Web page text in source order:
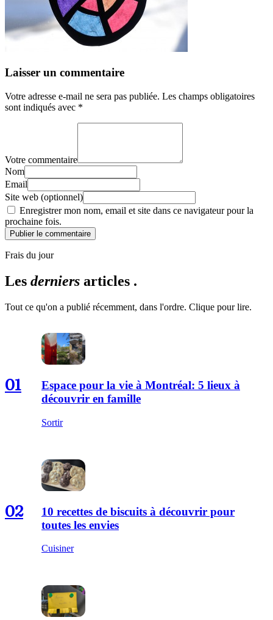
Laisser un commentaire
Votre adresse e-mail ne sera pas publiée. Les champs obligatoires
sont indiqués avec *
Votre commentaire
Nom
Email
Site web (optionnel)
Enregistrer mon nom, email et site dans ce navigateur pour la
prochaine fois.
Publier le commentaire
Frais du jour
Les derniers articles .
Tout ce qu'on a publié récemment, dans l'ordre. Clique pour lire.
01
Espace pour la vie à Montréal: 5 lieux à
découvrir en famille
Sortir
02
10 recettes de biscuits à découvrir pour
toutes les envies
Cuisiner